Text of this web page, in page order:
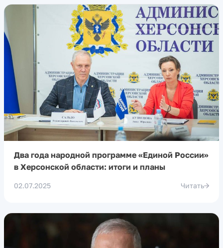
Два года народной программе «Единой России»
в Херсонской области: итоги и планы
02.07.2025 Читать